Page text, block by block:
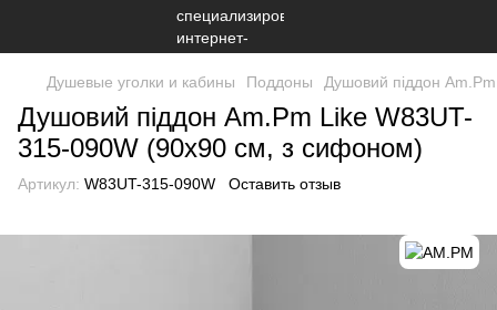
Душевые уголки и кабины Поддоны Душовий піддон
Душовий піддон Am.Pm Like W83UT-
315-090W (90x90 см, з сифоном)
Артикул: W83UT-315-090W Оставить отзыв